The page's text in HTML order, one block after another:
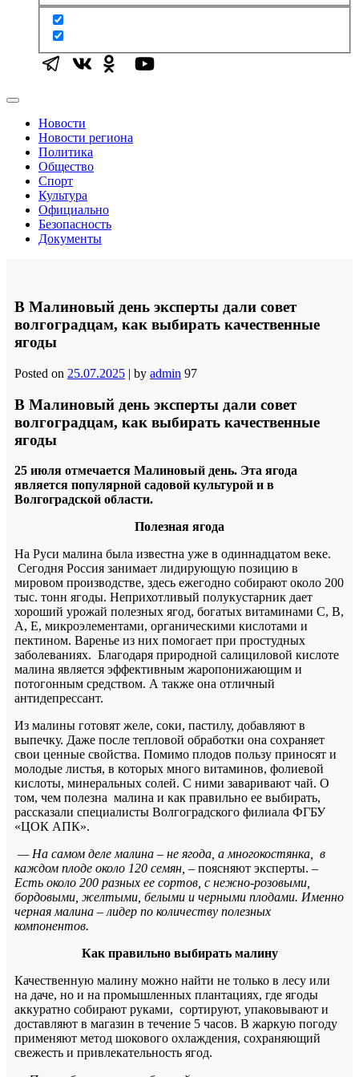
Новости
Новости региона
Политика
Общество
Спорт
Культура
Официально
Безопасность
Документы
В Малиновый день эксперты дали совет
волгоградцам, как выбирать качественные
ягоды
Posted on 25.07.2025 | by admin 97
В Малиновый день эксперты дали совет
волгоградцам, как выбирать качественные
ягоды
25 июля отмечается Малиновый день. Эта ягода
является популярной садовой культурой и в
Волгоградской области.
Полезная ягода
На Руси малина была известна уже в одиннадцатом веке.
Сегодня Россия занимает лидирующую позицию в
мировом производстве, здесь ежегодно собирают около 200
тыс. тонн ягоды. Неприхотливый полукустарник дает
хороший урожай полезных ягод, богатых витаминами C, B,
A, E, микроэлементами, органическими кислотами и
пектином. Варенье из них помогает при простудных
заболеваниях. Благодаря природной салициловой кислоте
малина является эффективным жаропонижающим и
потогонным средством. А также она отличный
антидепрессант.
Из малины готовят желе, соки, пастилу, добавляют в
выпечку. Даже после тепловой обработки она сохраняет
свои ценные свойства. Помимо плодов пользу приносят и
молодые листья, в которых много витаминов, фолиевой
кислоты, минеральных солей. С ними заваривают чай. О
том, чем полезна малина и как правильно ее выбирать,
рассказали специалисты Волгоградского филиала ФГБУ
«ЦОК АПК».
— На самом деле малина – не ягода, а многокостянка, в
каждом плоде около 120 семян, – поясняют эксперты. –
Есть около 200 разных ее сортов, с нежно-розовыми,
бордовыми, желтыми, белыми и черными плодами. Именно
черная малина – лидер по количеству полезных
компонентов.
Как правильно выбирать малину
Качественную малину можно найти не только в лесу или
на даче, но и на промышленных плантациях, где ягоды
аккуратно собирают руками, сортируют, упаковывают и
доставляют в магазин в течение 5 часов. В жаркую погоду
применяют метод шокового охлаждения, сохраняющий
свежесть и привлекательность ягод.